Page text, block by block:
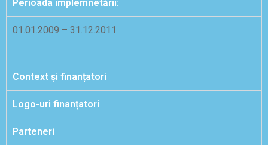
Perioada implemnetării:
01.01.2009 – 31.12.2011
Context și finanțatori
Logo-uri finanțatori
Parteneri